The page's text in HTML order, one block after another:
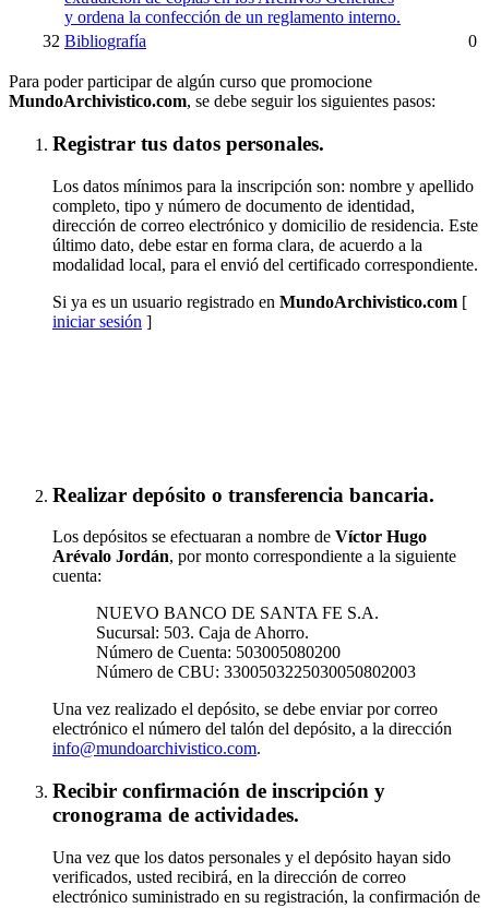
y ordena la confección de un reglamento interno.
32 Bibliografía 0
Para poder participar de algún curso que promocione
MundoArchivistico.com, se debe seguir los siguientes pasos:
Registrar tus datos personales.
Los datos mínimos para la inscripción son: nombre y apellido
completo, tipo y número de documento de identidad,
dirección de correo electrónico y domicilio de residencia. Este
último dato, debe estar en forma clara, de acuerdo a la
modalidad local, para el envió del certificado correspondiente.
Si ya es un usuario registrado en MundoArchivistico.com [
iniciar sesión ]
Realizar depósito o transferencia bancaria.
Los depósitos se efectuaran a nombre de Víctor Hugo
Arévalo Jordán, por monto correspondiente a la siguiente
cuenta:
NUEVO BANCO DE SANTA FE S.A.
Sucursal: 503. Caja de Ahorro.
Número de Cuenta: 503005080200
Número de CBU: 3300503225030050802003
Una vez realizado el depósito, se debe enviar por correo
electrónico el número del talón del depósito, a la dirección
info@mundoarchivistico.com.
Recibir confirmación de inscripción y
cronograma de actividades.
Una vez que los datos personales y el depósito hayan sido
verificados, usted recibirá, en la dirección de correo
electrónico suministrado en su registración, la confirmación de